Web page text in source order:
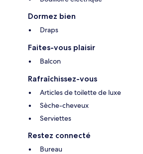
Dormez bien
Draps
Faites-vous plaisir
Balcon
Rafraîchissez-vous
Articles de toilette de luxe
Sèche-cheveux
Serviettes
Restez connecté
Bureau